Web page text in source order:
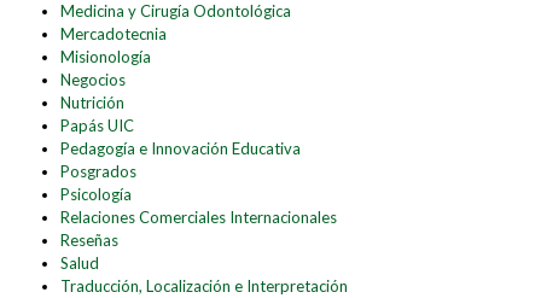
Medicina y Cirugía Odontológica
Mercadotecnia
Misionología
Negocios
Nutrición
Papás UIC
Pedagogía e Innovación Educativa
Posgrados
Psicología
Relaciones Comerciales Internacionales
Reseñas
Salud
Traducción, Localización e Interpretación